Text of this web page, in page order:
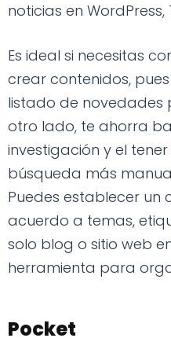
noticias en
Es ideal si necesitas
crear contenidos,
listado de novedades
otro lado, te ahorra
investigación y el
búsqueda más
Puedes establecer un
acuerdo a temas,
solo blog o sitio web
herramienta para
Pocket